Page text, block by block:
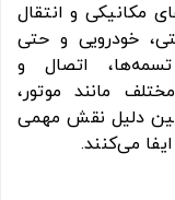
مکانیکی و انتقال
خودرویی و حتی
اتصال و
مانند موتور،
دلیل نقش مهمی
می‌کنند.